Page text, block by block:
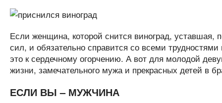
Если женщина, которой снится виноград, уставшая,
сил, и обязательно справится со всеми
это к сердечному огорчению. А вот для молодой
жизни, замечательного мужа и прекрасных детей в
ЕСЛИ ВЫ – МУЖЧИНА